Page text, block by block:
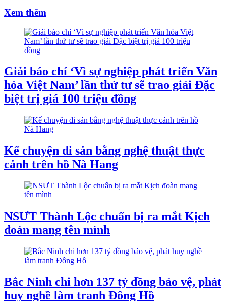
Xem thêm
Giải báo chí ‘Vì sự nghiệp phát triển Văn
hóa Việt Nam’ lần thứ tư sẽ trao giải Đặc
biệt trị giá 100 triệu đồng
Kể chuyện di sản bằng nghệ thuật thực
cảnh trên hồ Nà Hang
NSƯT Thành Lộc chuẩn bị ra mắt Kịch
đoàn mang tên mình
Bắc Ninh chi hơn 137 tỷ đồng bảo vệ, phát
huy nghề làm tranh Đông Hồ